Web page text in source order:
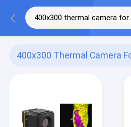
400x300 Thermal Camera